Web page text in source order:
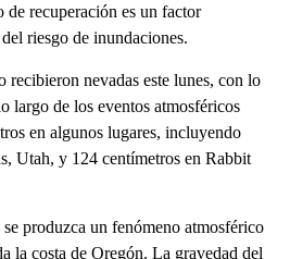
de recuperación es un factor
riesgo de inundaciones.
recibieron nevadas este lunes, con lo
largo de los eventos atmosféricos
en algunos lugares, incluyendo
Utah, y 124 centímetros en Rabbit
se produzca un fenómeno atmosférico
la costa de Oregón. La gravedad del